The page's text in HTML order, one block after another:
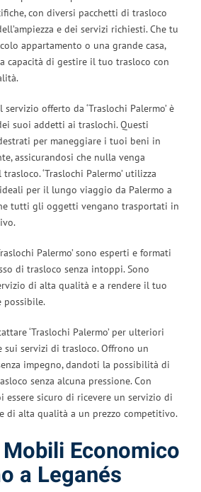
con diversi pacchetti di trasloco
e dei servizi richiesti. Che tu
appartamento o una grande casa,
capacità di gestire il tuo trasloco con
offerto da ‘Traslochi Palermo’ è
suoi addetti ai traslochi. Questi
per maneggiare i tuoi beni in
assicurandosi che nulla venga
‘Traslochi Palermo’ utilizza
per il lungo viaggio da Palermo a
tutti gli oggetti vengano trasportati in
Palermo’ sono esperti e formati
di trasloco senza intoppi. Sono
di alta qualità e a rendere il tuo
possibile.
‘Traslochi Palermo’ per ulteriori
sui servizi di trasloco. Offrono un
impegno, dandoti la possibilità di
senza alcuna pressione. Con
essere sicuro di ricevere un servizio di
di alta qualità a un prezzo competitivo.
Economico
a Leganés